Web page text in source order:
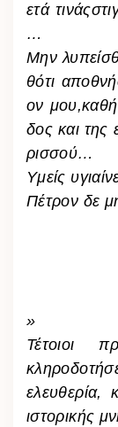
ετά
…
Μην
θότι
ον
δος και της
ρισσού…
Υμείς
Πέτρον δε
Ο
»
Τέτοιοι
ελευθερία,
ιστορικής